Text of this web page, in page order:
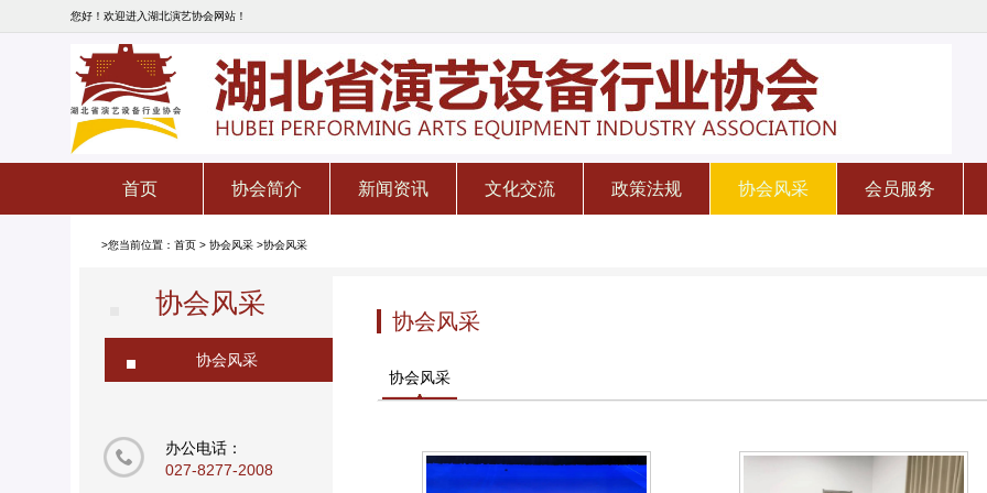
您好！欢迎进入湖北演艺协会网站！
首页 协会简介 新闻资讯 文化交流 政策法规 协会风采 会员服务
>您当前位置： 首页 > 协会风采 >协会风采
协会风采
协会风采
办公电话：
027-8277-2008
协会风采
协会风采